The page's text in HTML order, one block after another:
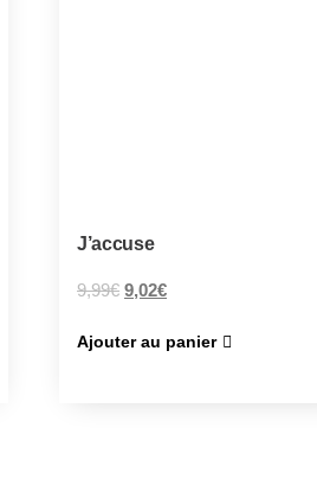
J’accuse
9,99€ 9,02€
Ajouter au panier